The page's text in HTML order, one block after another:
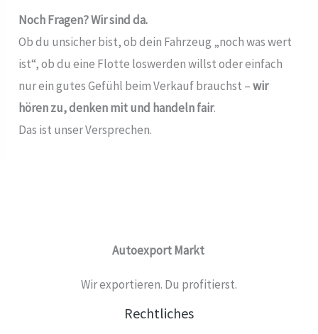
Noch Fragen? Wir sind da.
Ob du unsicher bist, ob dein Fahrzeug „noch was wert
ist“, ob du eine Flotte loswerden willst oder einfach
nur ein gutes Gefühl beim Verkauf brauchst –wir
hören zu, denken mit und handeln fair.
Das ist unser Versprechen.
Autoexport Markt
Wir exportieren. Du profitierst.
Rechtliches